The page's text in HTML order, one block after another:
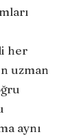
her
uzman
aynı